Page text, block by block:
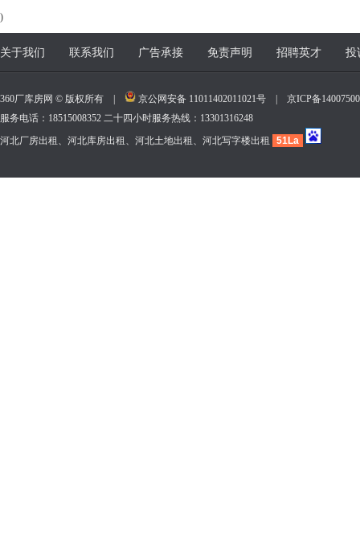
)
关于我们 联系我们 广告承接 免责声明 招聘英才 投
360厂库房网 © 版权所有 | 京公网安备 11011402011021号
京ICP备
服务电话：18515008352 二十四小时服务热线：13301316248
河北厂房出租、河北库房出租、河北土地出租、河北写字楼出租
51La